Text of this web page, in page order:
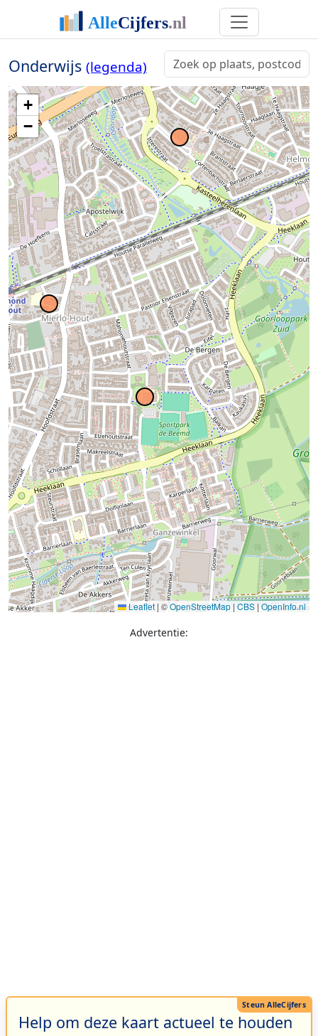
Onderwijs (legenda)
+
−
Leaflet | ©OpenStreetMap|CBS|OpenInfo.nl
Advertentie:
Help om deze kaart actueel te houden